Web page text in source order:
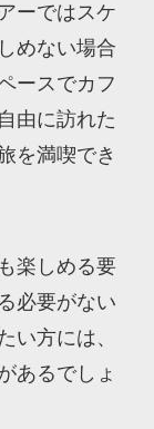
ーではスケ
めない場合
ースでカフ
由に訪れた
を満喫でき
楽しめる要
必要がない
い方には、
あるでしょ